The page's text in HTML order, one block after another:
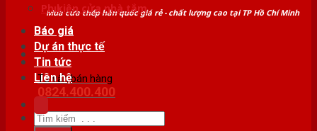
Mua cửa thép hàn quốc giá rẻ - chất lượng cao tại TP Hồ Chí Minh
Tư vấn bán hàng
0824.400.400
Tìm
Phụ kiện cửa nhà tắm
Báo giá
Dự án thực tế
Tin tức
Liên hệ